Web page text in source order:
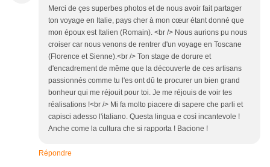
Merci de çes superbes photos et de nous avoir fait partager
ton voyage en Italie, pays cher à mon cœur étant donné que
mon époux est Italien (Romain). <br /> Nous aurions pu nous
croiser car nous venons de rentrer d'un voyage en Toscane
(Florence et Sienne).<br /> Ton stage de dorure et
d'encadrement de même que la découverte de ces artisans
passionnés comme tu l'es ont dû te procurer un bien grand
bonheur qui me réjouit pour toi. Je me réjouis de voir tes
réalisations !<br /> Mi fa molto piacere di sapere che parli et
capisci adesso l'italiano. Questa lingua e così incantevole !
Anche come la cultura che si rapporta ! Bacione !
Répondre